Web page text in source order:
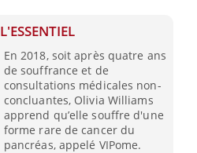
L'ESSENTIEL
En 2018, soit après quatre ans
de souffrance et de
consultations médicales non-
concluantes, Olivia Williams
apprend qu’elle souffre d'une
forme rare de cancer du
pancréas, appelé VIPome.